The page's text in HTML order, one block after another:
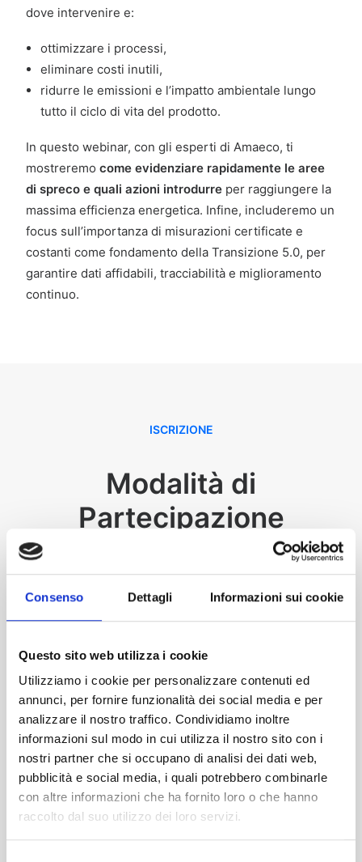
Consenso Dettagli Informazioni sui cookie
Questo sito web utilizza i cookie
Utilizziamo i cookie per personalizzare contenuti ed
annunci, per fornire funzionalità dei social media e per
analizzare il nostro traffico. Condividiamo inoltre
informazioni sul modo in cui utilizza il nostro sito con i
nostri partner che si occupano di analisi dei dati web,
pubblicità e social media, i quali potrebbero combinarle
con altre informazioni che ha fornito loro o che hanno
raccolto dal suo utilizzo dei loro servizi.
dove intervenire e:
ottimizzare i processi,
eliminare costi inutili,
ridurre le emissioni e l’impatto ambientale lungo
tutto il ciclo di vita del prodotto.
In questo webinar, con gli esperti di Amaeco, ti
mostreremo come evidenziare rapidamente le aree
di spreco e quali azioni introdurre per raggiungere la
massima efficienza energetica. Infine, includeremo un
focus sull’importanza di misurazioni certificate e
costanti come fondamento della Transizione 5.0, per
garantire dati affidabili, tracciabilità e miglioramento
continuo.
ISCRIZIONE
Modalità di
Partecipazione
La partecipazione è gratuita direttamente dal
tuo pc. Riceverai un remind un giorno e
un’ora prima dell’inizio dell’evento.
Ricorda di salvare l’appuntamento sul tuo
calendar.
La segreteria organizzativa si riserva la
facoltà di respingere eventuali richieste di
partecipazione non in target o in caso di
form non compilati chiaramente.